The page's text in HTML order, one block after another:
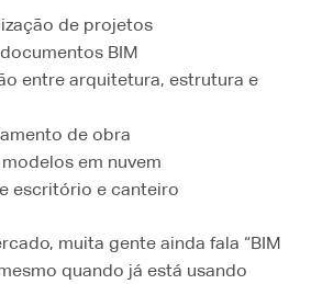
de projetos
BIM
entre arquitetura, estrutura e
de obra
em nuvem
escritório e canteiro
muita gente ainda fala “BIM
quando já está usando